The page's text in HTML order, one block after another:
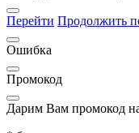
Перейти Продолжить
Ошибка
Промокод
Дарим Вам промокод